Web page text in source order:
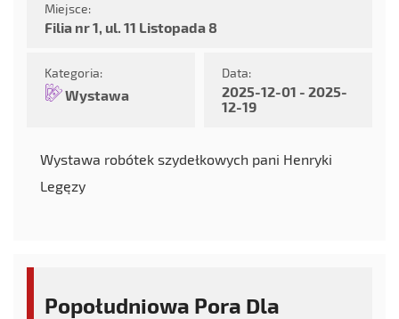
Miejsce:
Filia nr 1, ul. 11 Listopada 8
Kategoria:
Wystawa
Data:
2025-12-01 - 2025-
12-19
Wystawa robótek szydełkowych pani Henryki
Legęzy
Popołudniowa Pora Dla